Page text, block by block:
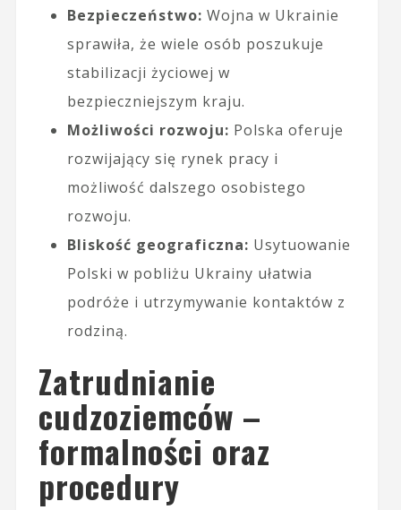
Bezpieczeństwo: Wojna w Ukrainie
sprawiła, że wiele osób poszukuje
stabilizacji życiowej w
bezpieczniejszym kraju.
Możliwości rozwoju: Polska oferuje
rozwijający się rynek pracy i
możliwość dalszego osobistego
rozwoju.
Bliskość geograficzna: Usytuowanie
Polski w pobliżu Ukrainy ułatwia
podróże i utrzymywanie kontaktów z
rodziną.
Zatrudnianie
cudzoziemców –
formalności oraz
procedury